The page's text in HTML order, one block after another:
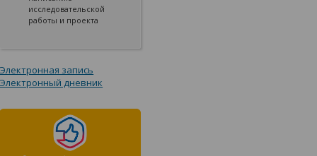
исследовательской
работы и проекта
Электронная запись
Электронный дневник